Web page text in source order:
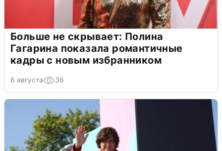
Больше не скрывает: Полина
Гагарина показала романтичные
кадры с новым избранником
6 августа 36